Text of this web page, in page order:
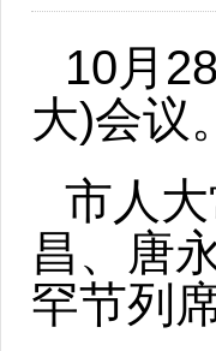
10月
大)会议。
市人
昌、唐
罕节列席